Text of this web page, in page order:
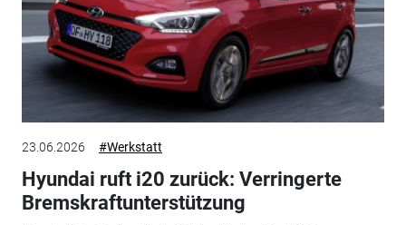
23.06.2026 #Werkstatt
Hyundai ruft i20 zurück: Verringerte
Bremskraftunterstützung